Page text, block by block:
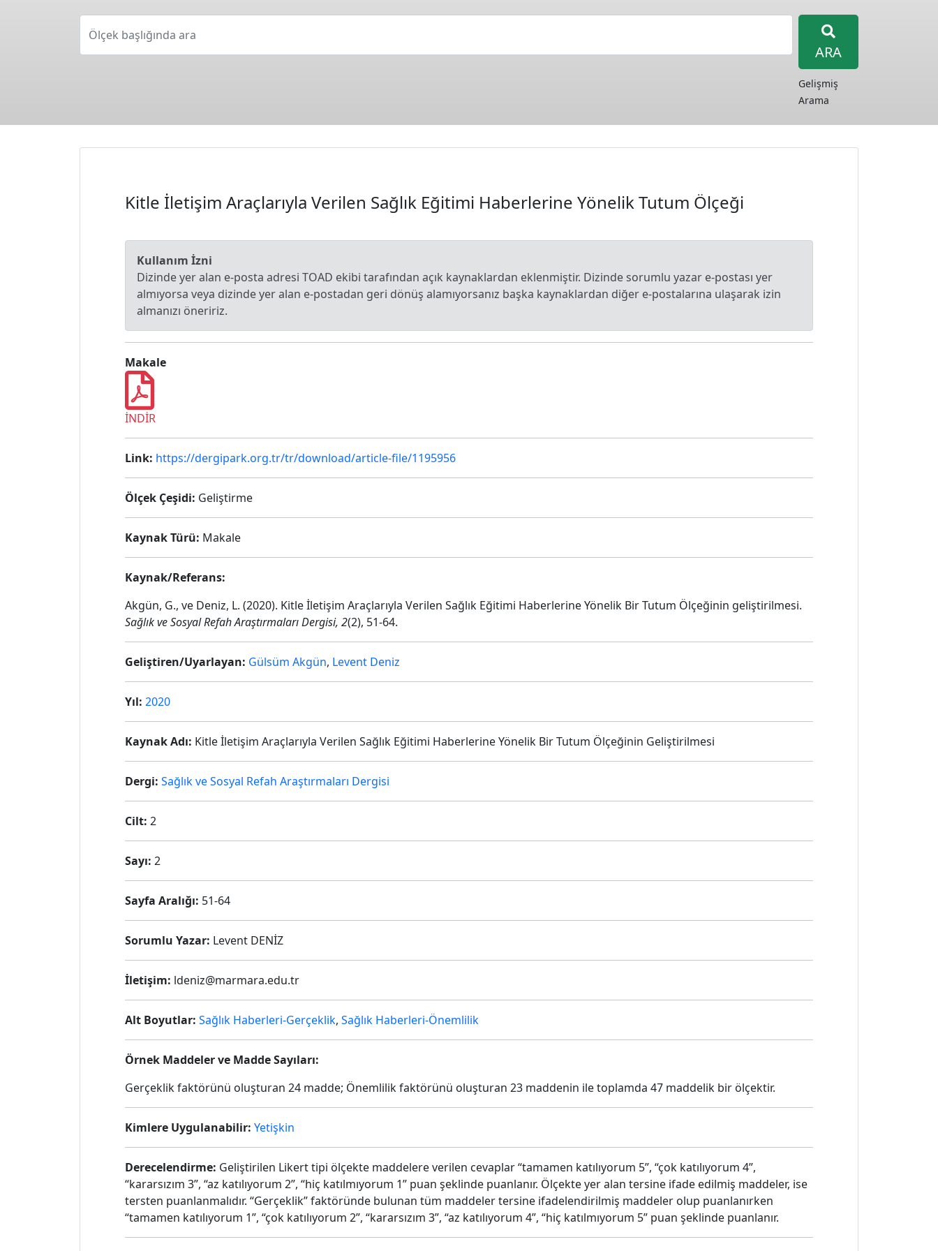
Ölçek başlığında ara
ARA
Gelişmiş
Arama
Kitle İletişim Araçlarıyla Verilen Sağlık Eğitimi Haberlerine Yönelik Tutum Ölçeği
Kullanım İzni
Dizinde yer alan e-posta adresi TOAD ekibi tarafından açık kaynaklardan eklenmiştir. Dizinde sorumlu yazar e-postası yer
almıyorsa veya dizinde yer alan e-postadan geri dönüş alamıyorsanız başka kaynaklardan diğer e-postalarına ulaşarak izin
almanızı öneririz.
Makale
İNDİR
Link: https://dergipark.org.tr/tr/download/article-file/1195956
Ölçek Çeşidi: Geliştirme
Kaynak Türü: Makale
Kaynak/Referans:
Akgün, G., ve Deniz, L. (2020). Kitle İletişim Araçlarıyla Verilen Sağlık Eğitimi Haberlerine Yönelik Bir Tutum Ölçeğinin geliştirilmesi.
Sağlık ve Sosyal Refah Araştırmaları Dergisi, 2(2), 51-64.
Geliştiren/Uyarlayan: Gülsüm Akgün, Levent Deniz
Yıl: 2020
Kaynak Adı: Kitle İletişim Araçlarıyla Verilen Sağlık Eğitimi Haberlerine Yönelik Bir Tutum Ölçeğinin Geliştirilmesi
Dergi: Sağlık ve Sosyal Refah Araştırmaları Dergisi
Cilt: 2
Sayı: 2
Sayfa Aralığı: 51-64
Sorumlu Yazar: Levent DENİZ
İletişim: ldeniz@marmara.edu.tr
Alt Boyutlar: Sağlık Haberleri-Gerçeklik, Sağlık Haberleri-Önemlilik
Örnek Maddeler ve Madde Sayıları:
Gerçeklik faktörünü oluşturan 24 madde; Önemlilik faktörünü oluşturan 23 maddenin ile toplamda 47 maddelik bir ölçektir.
Kimlere Uygulanabilir: Yetişkin
Derecelendirme: Geliştirilen Likert tipi ölçekte maddelere verilen cevaplar “tamamen katılıyorum 5”, “çok katılıyorum 4”,
“kararsızım 3”, “az katılıyorum 2”, “hiç katılmıyorum 1” puan şeklinde puanlanır. Ölçekte yer alan tersine ifade edilmiş maddeler, ise
tersten puanlanmalıdır. “Gerçeklik” faktöründe bulunan tüm maddeler tersine ifadelendirilmiş maddeler olup puanlanırken
“tamamen katılıyorum 1”, “çok katılıyorum 2”, “kararsızım 3”, “az katılıyorum 4”, “hiç katılmıyorum 5” puan şeklinde puanlanır.